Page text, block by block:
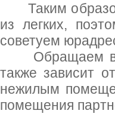
Таким
из легких,
советуем
Обращаем
также зависит
нежилым
помещения